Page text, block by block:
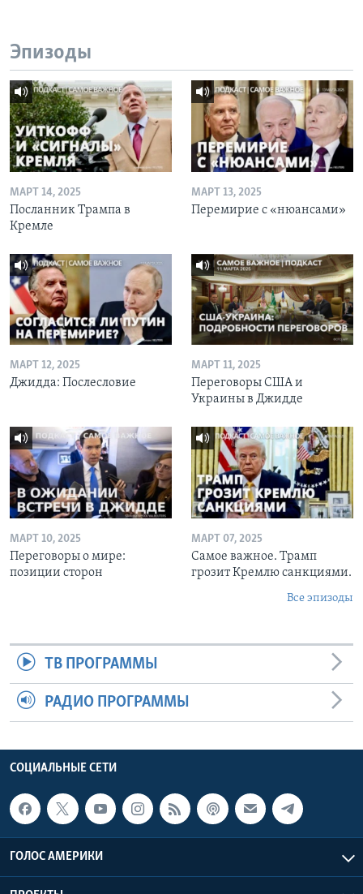
Эпизоды
МАРТ 14, 2025
Посланник Трампа в
Кремле
МАРТ 13, 2025
Перемирие с «нюансами»
МАРТ 12, 2025
Джидда: Послесловие
МАРТ 11, 2025
Переговоры США и
Украины в Джидде
МАРТ 10, 2025
Переговоры о мире:
позиции сторон
МАРТ 07, 2025
Самое важное. Трамп
грозит Кремлю санкциями.
Все эпизоды
ТВ ПРОГРАММЫ
РАДИО ПРОГРАММЫ
СОЦИАЛЬНЫЕ СЕТИ
ГОЛОС АМЕРИКИ